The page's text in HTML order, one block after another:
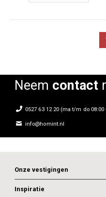
OFFERTE AANVRAGEN
Neem contact
0527 63 12 20 (ma t/m do 08:00
info@homint.nl
Onze vestigingen
Inspiratie